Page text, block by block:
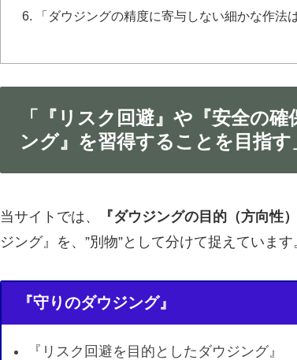
「ダウジングの精度に寄与しない細かな作法
「『リスク回避』や『安全の
ング』を習得することを目指す
当サイトでは、 『ダウジングの目的（方向性）
ジング』を、”別物”として分けて捉えています
『守りのダウジング』
『リスク回避を目的としたダウジング』